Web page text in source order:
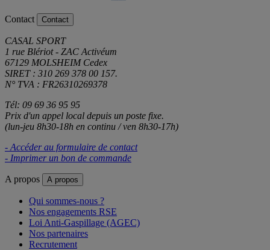
Contact Contact
CASAL SPORT
1 rue Blériot - ZAC Activéum
67129 MOLSHEIM Cedex
SIRET : 310 269 378 00 157.
N° TVA : FR26310269378
Tél: 09 69 36 95 95
Prix d'un appel local depuis un poste fixe.
(lun-jeu 8h30-18h en continu / ven 8h30-17h)
- Accéder au formulaire de contact
- Imprimer un bon de commande
A propos A propos
Qui sommes-nous ?
Nos engagements RSE
Loi Anti-Gaspillage (AGEC)
Nos partenaires
Recrutement